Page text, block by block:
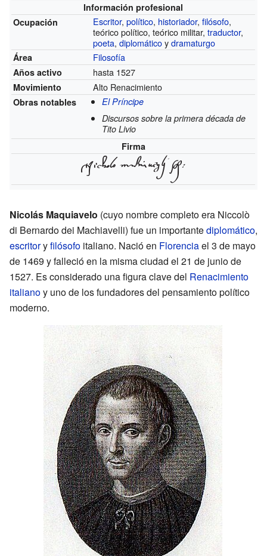
Información profesional
Ocupación
Escritor,político, historiador,filósofo,
teórico político, teórico militar,traductor,
poeta,diplomáticoydramaturgo
Área Filosofía
Años activo hasta 1527
Movimiento Alto Renacimiento
Obras notables
El Príncipe
Discursos sobre la primera década de
Tito Livio
Firma
Nicolás Maquiavelo (cuyo nombre completo era Niccolò
di Bernardo dei Machiavelli) fue un importantediplomático,
escritoryfilósofo italiano. Nació en Florenciael 3 de mayo
de 1469 y falleció en la misma ciudad el 21 de junio de
1527. Es considerado una figura clave del Renacimiento
italianoy uno de los fundadores del pensamiento político
moderno.